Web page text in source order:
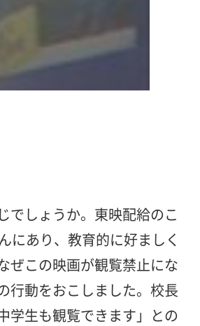
でしょうか。東映配給のこ
にあり、教育的に好ましく
ぜこの映画が観覧禁止にな
行動をおこしました。校長
学生も観覧できます」との